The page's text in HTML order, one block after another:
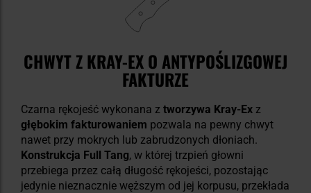
CHWYT Z KRAY-EX O ANTYPOŚLIZGOWEJ
FAKTURZE
Czarna rękojeść wykonana z tworzywa Kray-Ex z
głębokim fakturowaniem pozwala na pewny chwyt
nawet przy mokrych lub zabrudzonych dłoniach.
Konstrukcja Full Tang, w której trzpień głowni
przebiega przez całą długość rękojeści, pozostając
jedynie nieznacznie węższym od jej korpusu, przekłada